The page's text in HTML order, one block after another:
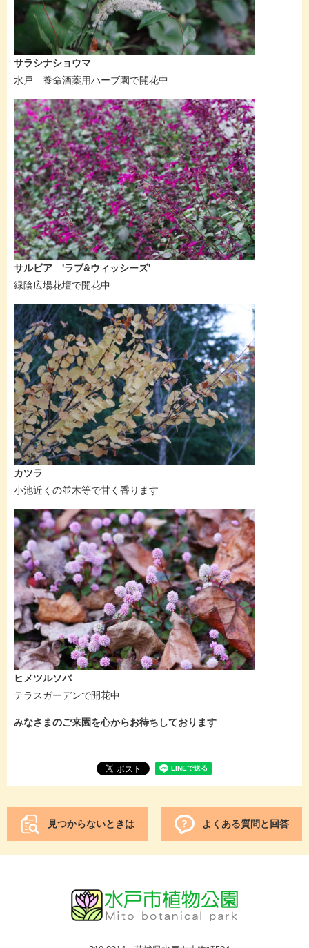
サラシナショウマ
水戸 養命酒薬用ハーブ園で開花中
サルビア 'ラブ&ウィッシーズ'
緑陰広場花壇で開花中
カツラ
小池近くの並木等で甘く香ります
ヒメツルソバ
テラスガーデンで開花中
みなさまのご来園を心からお待ちしております
見つからないときは よくある質問と回答